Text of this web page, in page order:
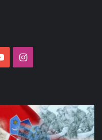
YouTubeInstagram